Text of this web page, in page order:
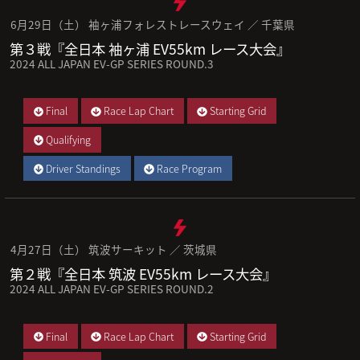
6月29日（土） 袖ヶ浦フォレストレースウェイ ／ 千葉県
第３戦『全日本 袖ヶ浦 EV55km レース大会』
2024 ALL JAPAN EV-GP SERIES ROUND.3
Final Race Lap Chart
Starting Grid
Qualifying
Driver Standings
Race Program
4月27日（土） 筑波サーキット ／ 茨城県
第２戦『全日本 筑波 EV55km レース大会』
2024 ALL JAPAN EV-GP SERIES ROUND.2
Final Race Lap Chart
Starting Grid